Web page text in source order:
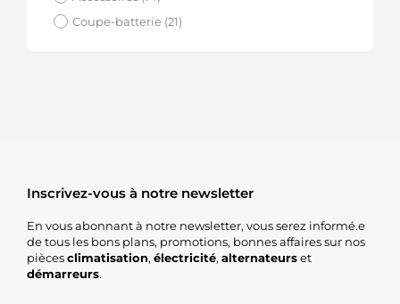
Coupe-batterie (21)
Inscrivez-vous à notre newsletter
En vous abonnant à notre newsletter, vous serez informé.e
de tous les bons plans, promotions, bonnes affaires sur nos
piècesclimatisation, électricité, alternateurset
démarreurs.